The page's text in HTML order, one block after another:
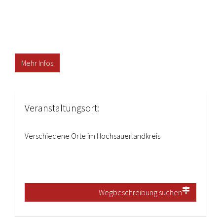
Mehr Infos
Veranstaltungsort:
Verschiedene Orte im Hochsauerlandkreis
Wegbeschreibung suchen